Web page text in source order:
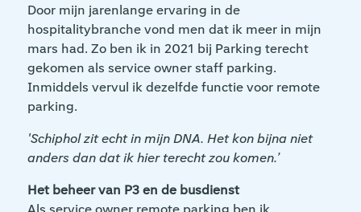
Door mijn jarenlange ervaring in de
hospitalitybranche vond men dat ik meer in mijn
mars had. Zo ben ik in 2021 bij Parking terecht
gekomen als service owner staff parking.
Inmiddels vervul ik dezelfde functie voor remote
parking.
'Schiphol zit echt in mijn DNA. Het kon bijna niet
anders dan dat ik hier terecht zou komen.’
Het beheer van P3 en de busdienst